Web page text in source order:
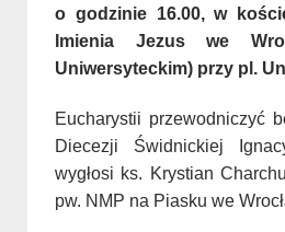
o godzinie 16.00, w
Imienia Jezus we
Uniwersyteckim) przy pl.
Eucharystii przewodniczyć
Diecezji Świdnickiej
wygłosi ks. Krystian
pw. NMP na Piasku we